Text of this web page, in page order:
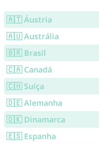
🇦🇹 Áustria
🇦🇺 Austrália
🇧🇷 Brasil
🇨🇦 Canadá
🇨🇭 Suíça
🇩🇪 Alemanha
🇩🇰 Dinamarca
🇪🇸 Espanha